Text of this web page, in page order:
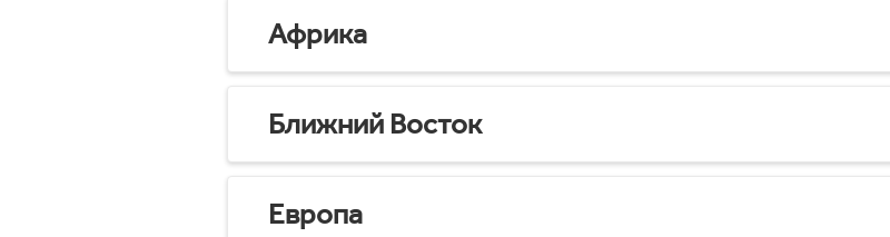
Африка
Ближний Восток
Европа